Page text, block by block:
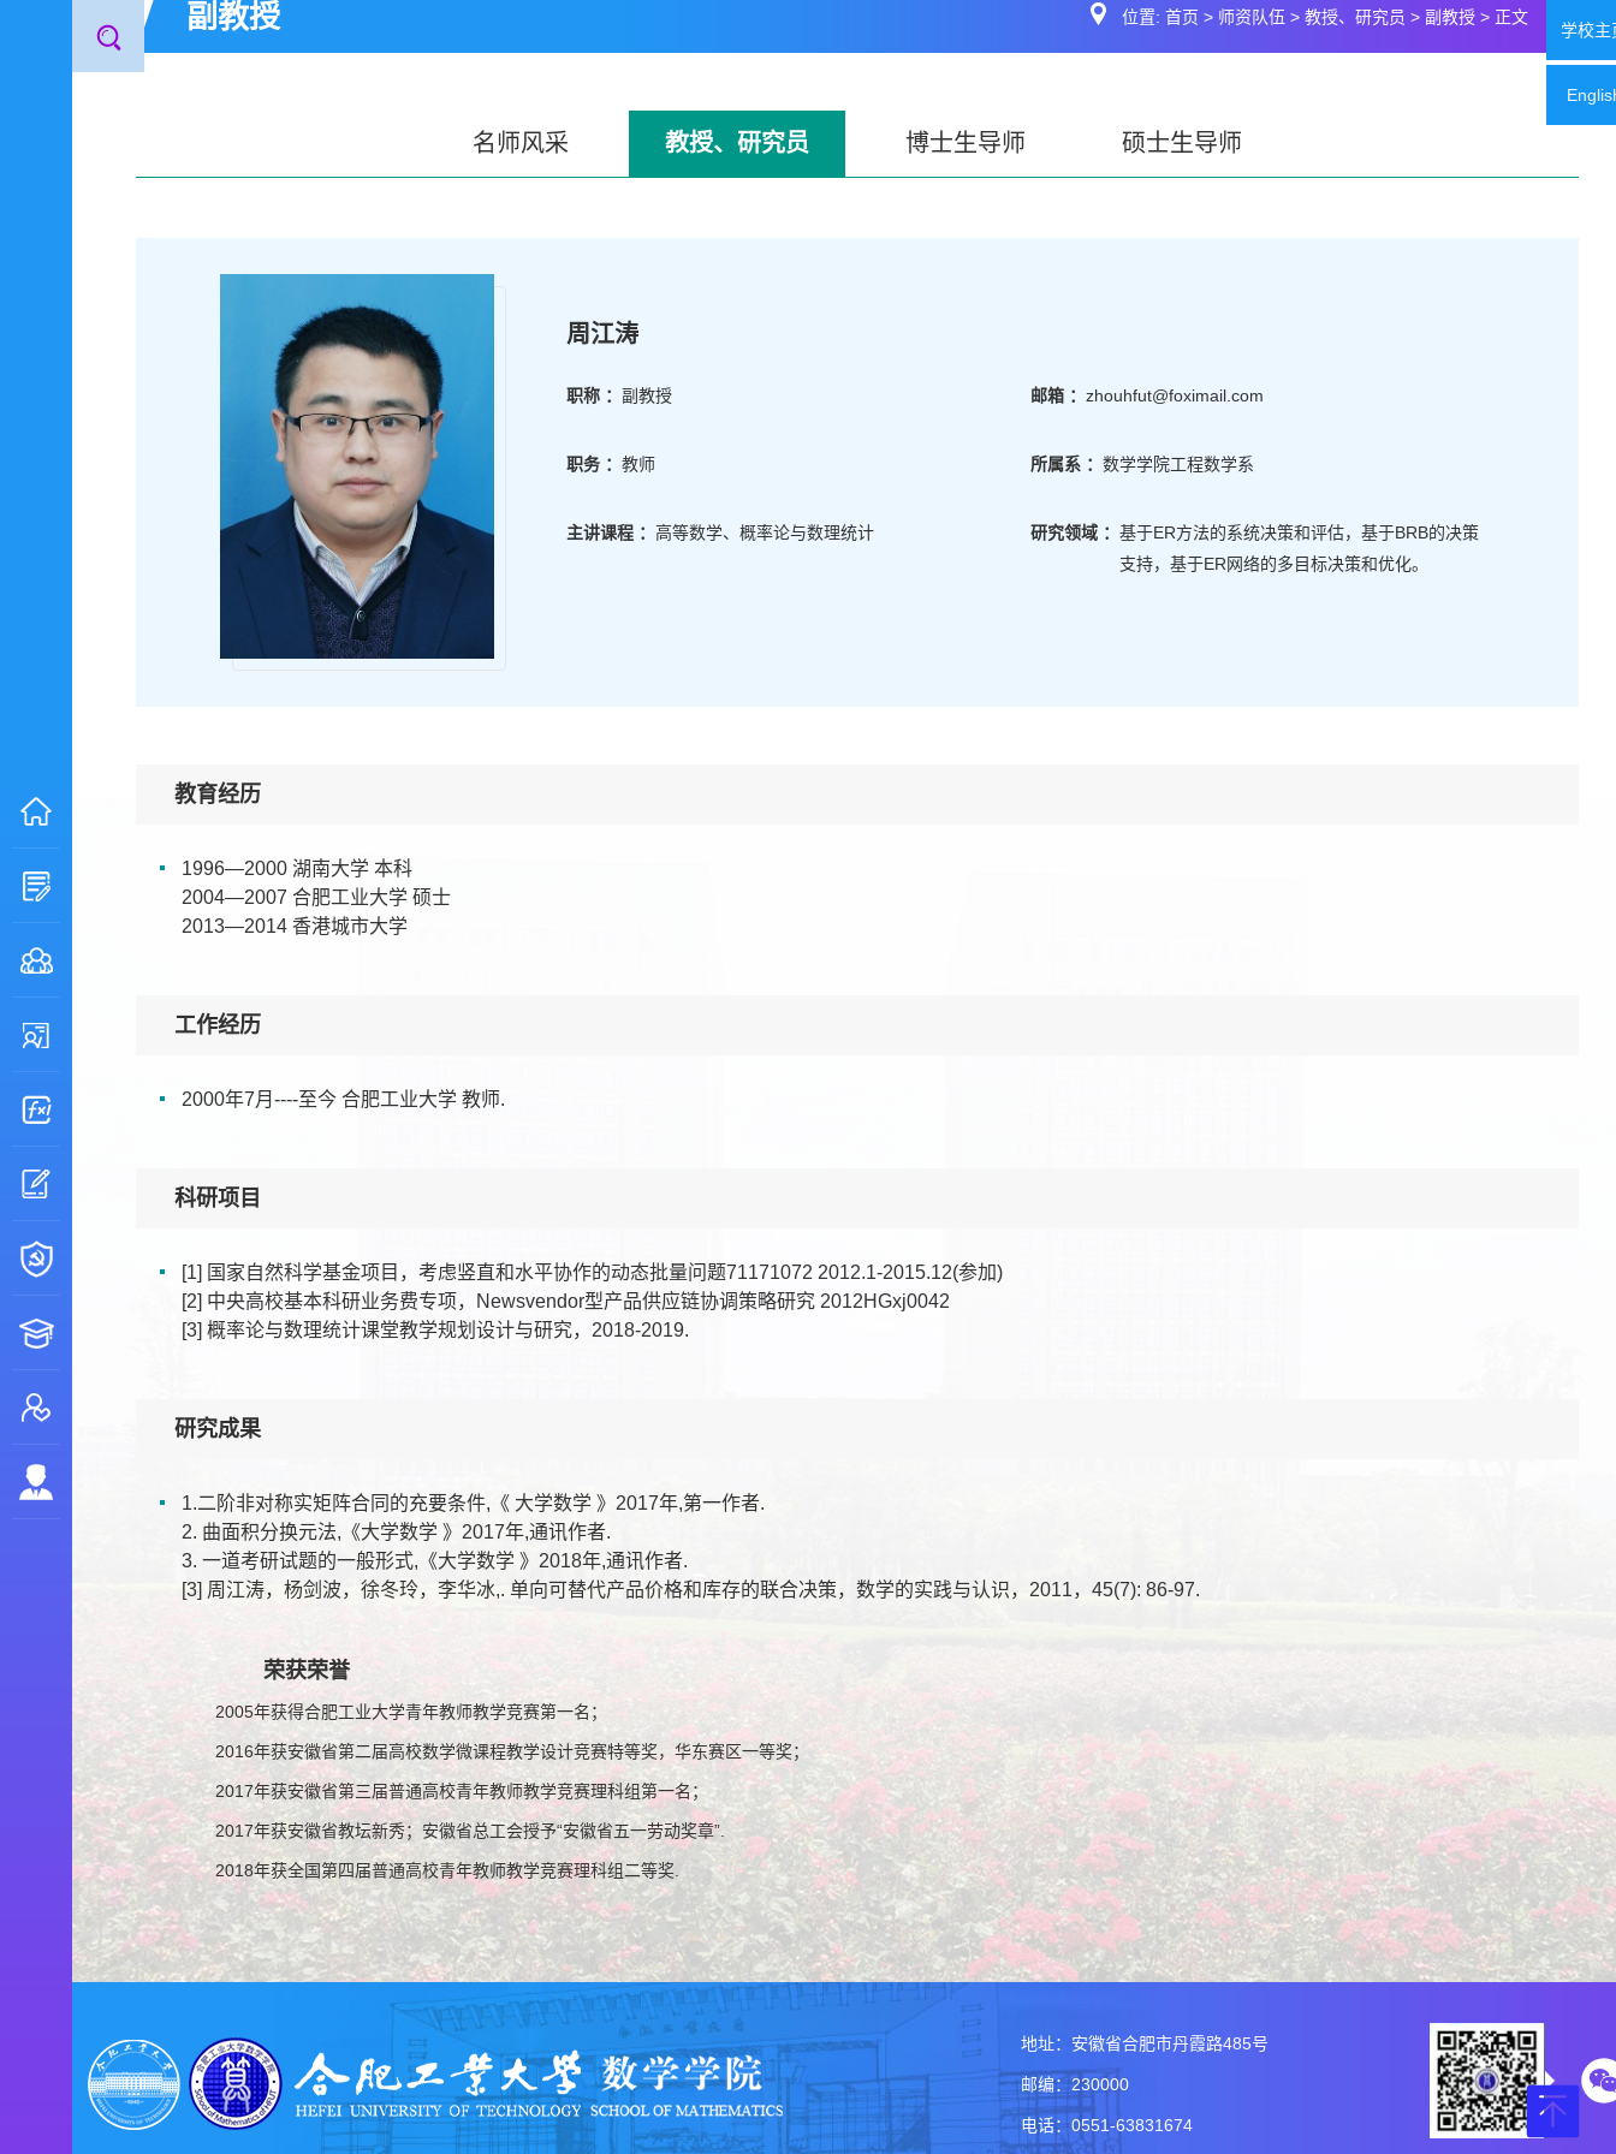
学校主
副教授 位置: 首页 > 师资队伍 > 教授、研究员 > 副教授 > 正文
名师风采 教授、研究员 博士生导师 硕士生导师
周江涛
职称 ： 副教授 邮箱 ： zhouhfut@foximail.com
职务 ： 教师 所属系 ： 数学学院工程数学系
主讲课程 ： 高等数学、概率论与数理统计 研究领域 ： 基于ER方法的系统决策和评估，基于BRB的决策
支持，基于ER网络的多目标决策和优化。
教育经历
1996—2000 湖南大学 本科
2004—2007 合肥工业大学 硕士
2013—2014 香港城市大学
工作经历
2000年7月----至今 合肥工业大学 教师.
科研项目
[1] 国家自然科学基金项目，考虑竖直和水平协作的动态批量问题71171072 2012.1-2015.12(参加)
[2] 中央高校基本科研业务费专项，Newsvendor型产品供应链协调策略研究 2012HGxj0042
[3] 概率论与数理统计课堂教学规划设计与研究，2018-2019.
研究成果
1.二阶非对称实矩阵合同的充要条件,《 大学数学 》2017年,第一作者.
2. 曲面积分换元法,《大学数学 》2017年,通讯作者.
3. 一道考研试题的一般形式,《大学数学 》2018年,通讯作者.
[3] 周江涛，杨剑波，徐冬玲，李华冰,. 单向可替代产品价格和库存的联合决策，数学的实践与认识，2011，45(7): 86-97.
荣获荣誉
2005年获得合肥工业大学青年教师教学竞赛第一名；
2016年获安徽省第二届高校数学微课程教学设计竞赛特等奖，华东赛区一等奖；
2017年获安徽省第三届普通高校青年教师教学竞赛理科组第一名；
2017年获安徽省教坛新秀；安徽省总工会授予“安徽省五一劳动奖章”.
2018年获全国第四届普通高校青年教师教学竞赛理科组二等奖.
地址：安徽省合肥市丹霞路485号
邮编：230000
电话：0551-63831674